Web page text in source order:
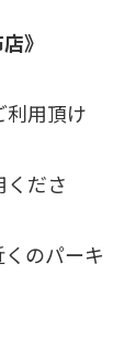
》
利用頂け
くださ
のパーキ